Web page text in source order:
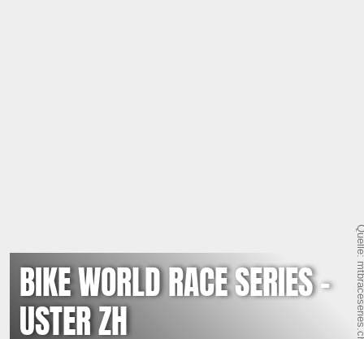
Quelle:
BIKE WORLD RACE SERIES -
USTER ZH